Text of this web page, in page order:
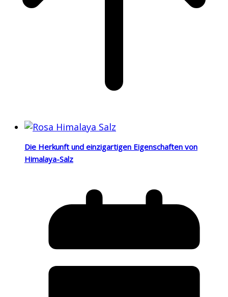
Die Herkunft und einzigartigen Eigenschaften von
Himalaya-Salz